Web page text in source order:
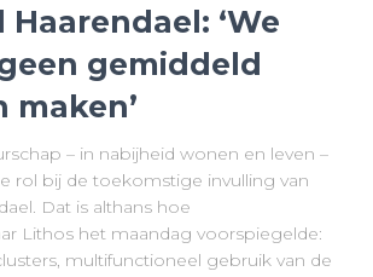
‘We
gemiddeld
maken’
– in nabijheid wonen en leven –
rol bij de toekomstige invulling van
Dat is althans hoe
Lithos het maandag voorspiegelde:
multifunctioneel gebruik van de